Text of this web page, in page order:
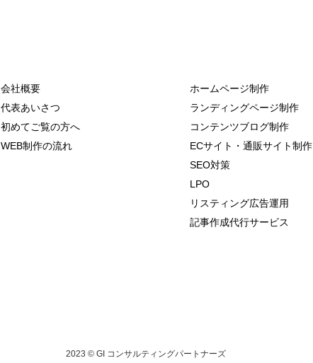
会社概要
代表あいさつ
初めてご覧の方へ
WEB制作の流れ
ホームページ制作
ランディングページ制作
コンテンツブログ制作
ECサイト・通販サイト制作
SEO対策
LPO
リスティング広告運用
記事作成代行サービス
2023 © GI コンサルティングパートナーズ